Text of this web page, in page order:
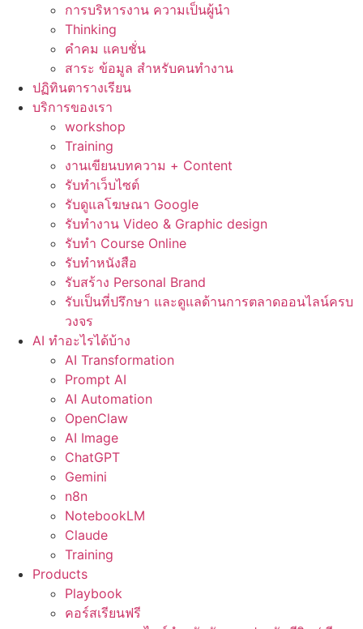
การบริหารงาน ความเป็นผู้นำ
Thinking
คำคม แคบชั่น
สาระ ข้อมูล สำหรับคนทำงาน
ปฏิทินตารางเรียน
บริการของเรา
workshop
Training
งานเขียนบทความ + Content
รับทำเว็บไซต์
รับดูแลโฆษณา Google
รับทำงาน Video & Graphic design
รับทำ Course Online
รับทำหนังสือ
รับสร้าง Personal Brand
รับเป็นที่ปรึกษา และดูแลด้านการตลาดออนไลน์ครบ
วงจร
AI ทำอะไรได้บ้าง
AI Transformation
Prompt AI
AI Automation
OpenClaw
AI Image
ChatGPT
Gemini
n8n
NotebookLM
Claude
Training
Products
Playbook
คอร์สเรียนฟรี